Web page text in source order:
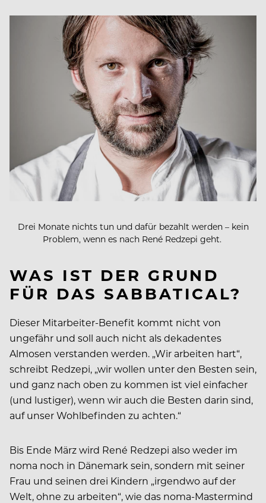
Drei Monate nichts tun und dafür bezahlt werden – kein
Problem, wenn es nach René Redzepi geht.
WAS IST DER GRUND
FÜR DAS SABBATICAL?
Dieser Mitarbeiter-Benefit kommt nicht von
ungefähr und soll auch nicht als dekadentes
Almosen verstanden werden. „Wir arbeiten hart“,
schreibt Redzepi, „wir wollen unter den Besten sein,
und ganz nach oben zu kommen ist viel einfacher
(und lustiger), wenn wir auch die Besten darin sind,
auf unser Wohlbefinden zu achten.“
Bis Ende März wird René Redzepi also weder im
noma noch in Dänemark sein, sondern mit seiner
Frau und seinen drei Kindern „irgendwo auf der
Welt, ohne zu arbeiten“, wie das noma-Mastermind